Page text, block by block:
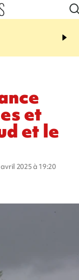
19:49
Quentin Dumontier, sa
et
et le
2025 à 19:20